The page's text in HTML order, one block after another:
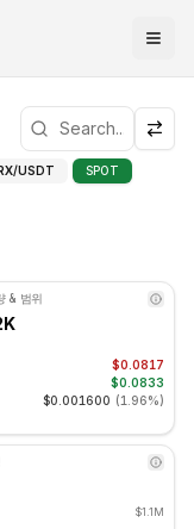
되고 있습니다.
/USDT SPOT
& 범위
$0.0817
$0.0833
$0.001600 (1.96%)
$1.1M